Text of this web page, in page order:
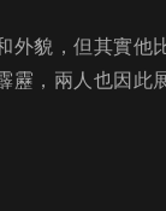
外貌，但其實他
靂，兩人也因此